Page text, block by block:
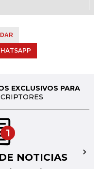
EXCLUSIVOS PARA
1
NOTICIAS →